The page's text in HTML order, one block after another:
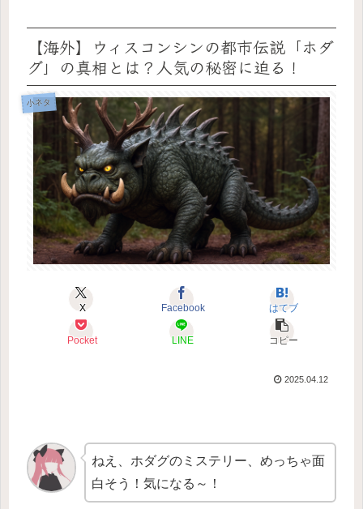
【海外】ウィスコンシンの都市伝説「ホダ
グ」の真相とは？人気の秘密に迫る！
小ネタ
X Facebook はてブ
Pocket LINE コピー
2025.04.12
ねえ、ホダグのミステリー、めっちゃ面
白そう！気になる～！